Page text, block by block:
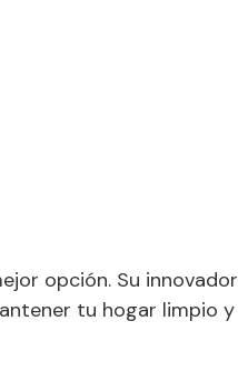
opción. Su innovador
tu hogar limpio y